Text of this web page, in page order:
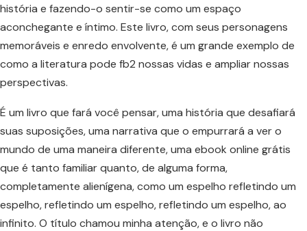
história e fazendo-o sentir-se como um espaço
aconchegante e íntimo. Este livro, com seus personagens
memoráveis e enredo envolvente, é um grande exemplo de
como a literatura pode fb2 nossas vidas e ampliar nossas
perspectivas.
É um livro que fará você pensar, uma história que desafiará
suas suposições, uma narrativa que o empurrará a ver o
mundo de uma maneira diferente, uma ebook online grátis
que é tanto familiar quanto, de alguma forma,
completamente alienígena, como um espelho refletindo um
espelho, refletindo um espelho, refletindo um espelho, ao
infinito. O título chamou minha atenção, e o livro não